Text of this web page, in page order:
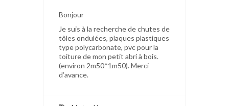
Bonjour
Je suis à la recherche de chutes de
tôles ondulées, plaques plastiques
type polycarbonate, pvc pour la
toiture de mon petit abri à bois.
(environ 2m50*1m50). Merci
d’avance.